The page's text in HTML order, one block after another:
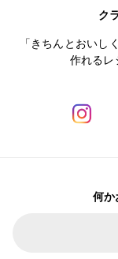
ク
「きちんとおいし
作れるレ
何か